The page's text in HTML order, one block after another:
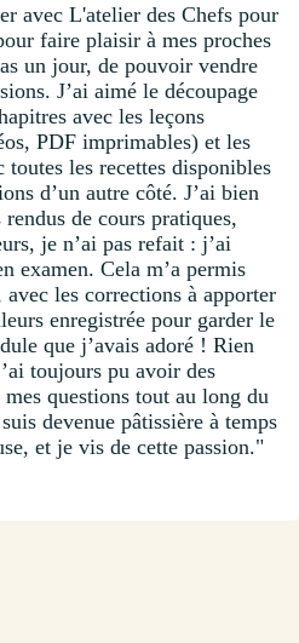
avec L'atelier des Chefs pour
faire plaisir à mes proches
un jour, de pouvoir vendre
J’ai aimé le découpage
avec les leçons
PDF imprimables) et les
toutes les recettes disponibles
d’un autre côté. J’ai bien
de cours pratiques,
je n’ai pas refait : j’ai
examen. Cela m’a permis
les corrections à apporter
enregistrée pour garder le
que j’avais adoré ! Rien
toujours pu avoir des
questions tout au long du
devenue pâtissière à temps
et je vis de cette passion."